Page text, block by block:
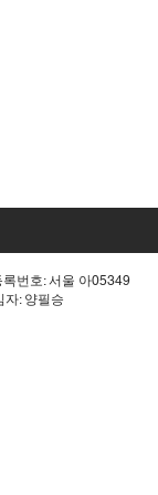
번호: 서울 아05349
: 양필승